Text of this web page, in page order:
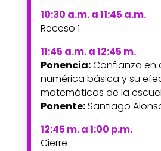
10:30 a.m. a 11:45 a.m.
Receso 1
11:45 a.m. a 12:45 m.
Ponencia:Confianza en
numérica básica y su
matemáticas de la
Ponente:Santiago
12:45 m. a 1:00 p.m.
Cierre